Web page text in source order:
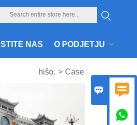
NAS O PODJETJU
hišo. > Case
 
